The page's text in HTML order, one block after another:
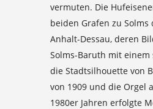
vermuten. Die
beiden Grafen zu
Anhalt-Dessau, deren
Solms-Baruth mit
die Stadtsilhouette von
von 1909 und die Orgel
1980er Jahren erfolgte